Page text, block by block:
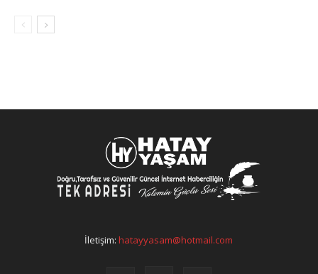
İletişim:hatayyasam@hotmail.com